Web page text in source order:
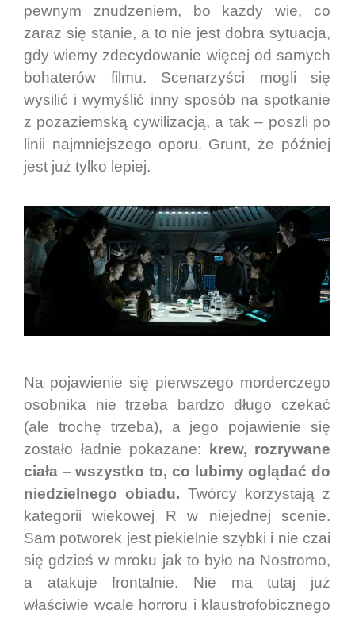
pewnym znudzeniem, bo każdy wie, co
zaraz się stanie, a to nie jest dobra sytuacja,
gdy wiemy zdecydowanie więcej od samych
bohaterów filmu. Scenarzyści mogli się
wysilić i wymyślić inny sposób na spotkanie
z pozaziemską cywilizacją, a tak – poszli po
linii najmniejszego oporu. Grunt, że później
jest już tylko lepiej.
Na pojawienie się pierwszego morderczego
osobnika nie trzeba bardzo długo czekać
(ale trochę trzeba), a jego pojawienie się
zostało ładnie pokazane: krew, rozrywane
ciała – wszystko to, co lubimy oglądać do
niedzielnego obiadu. Twórcy korzystają z
kategorii wiekowej R w niejednej scenie.
Sam potworek jest piekielnie szybki i nie czai
się gdzieś w mroku jak to było na Nostromo,
a atakuje frontalnie. Nie ma tutaj już
właściwie wcale horroru i klaustrofobicznego